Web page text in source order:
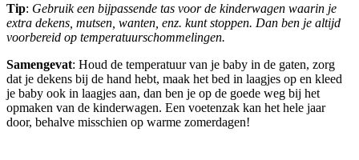
Tip: Gebruik een bijpassende tas voor de kinderwagen waarin je
extra dekens, mutsen, wanten, enz. kunt stoppen. Dan ben je altijd
voorbereid op temperatuurschommelingen.
Samengevat: Houd de temperatuur van je baby in de gaten, zorg
dat je dekens bij de hand hebt, maak het bed in laagjes op en kleed
je baby ook in laagjes aan, dan ben je op de goede weg bij het
opmaken van de kinderwagen. Een voetenzak kan het hele jaar
door, behalve misschien op warme zomerdagen!